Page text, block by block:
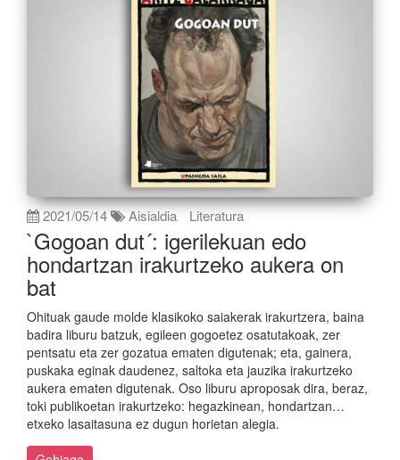
2021/05/14 Aisialdia Literatura
`Gogoan dut´: igerilekuan edo
hondartzan irakurtzeko aukera on
bat
Ohituak gaude molde klasikoko saiakerak irakurtzera, baina
badira liburu batzuk, egileen gogoetez osatutakoak, zer
pentsatu eta zer gozatua ematen digutenak; eta, gainera,
puskaka eginak daudenez, saltoka eta jauzika irakurtzeko
aukera ematen digutenak. Oso liburu aproposak dira, beraz,
toki publikoetan irakurtzeko: hegazkinean, hondartzan…
etxeko lasaitasuna ez dugun horietan alegia.